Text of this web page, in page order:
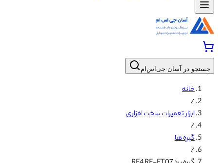
جستجو در آسان جی‌اس‌ام
خانه
/
ابزار تعمیرات سخت افزاری
/
گیره ها
/